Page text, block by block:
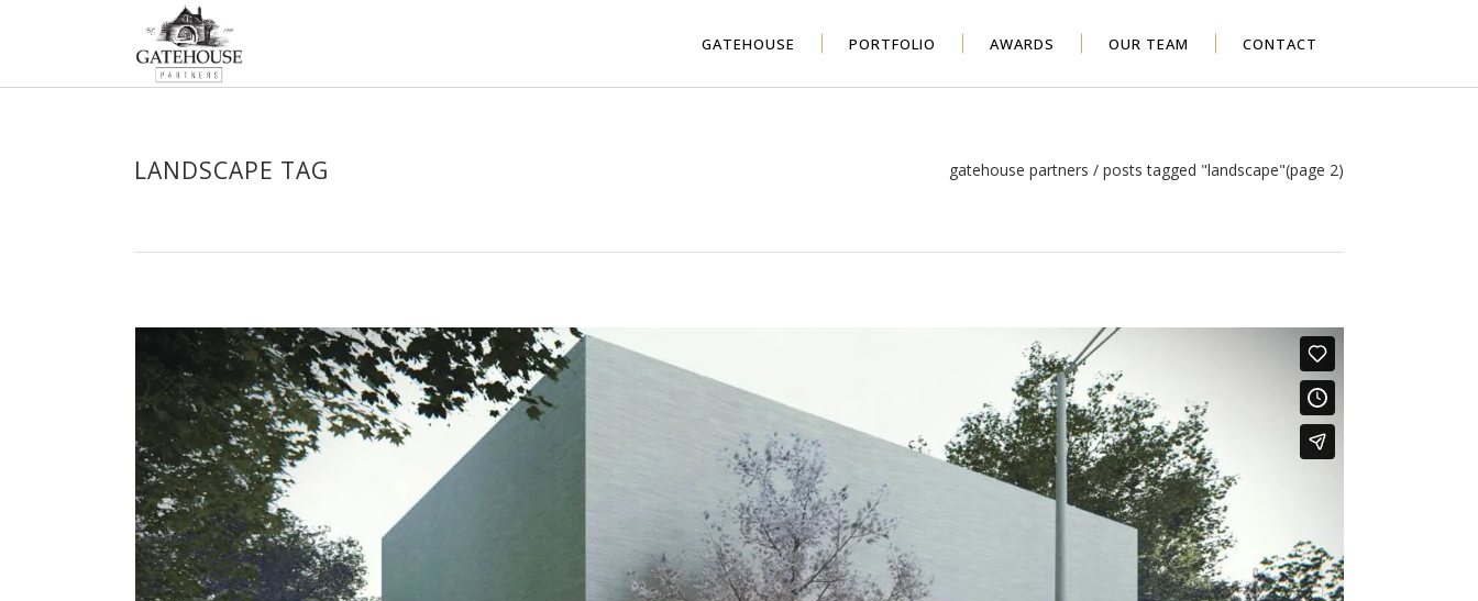
GATEHOUSE PORTFOLIO AWARDS OUR TEAM CONTACT
LANDSCAPE TAG gatehouse partners / posts tagged "landscape"(page 2)